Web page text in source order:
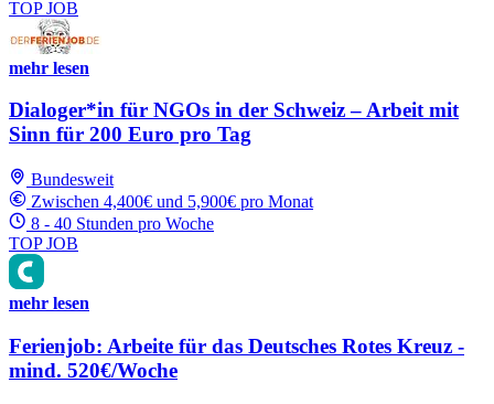
TOP JOB
mehr lesen
Dialoger*in für NGOs in der Schweiz – Arbeit mit
Sinn für 200 Euro pro Tag
Bundesweit
Zwischen 4,400€ und 5,900€ pro Monat
8 - 40 Stunden pro Woche
TOP JOB
mehr lesen
Ferienjob: Arbeite für das Deutsches Rotes Kreuz -
mind. 520€/Woche